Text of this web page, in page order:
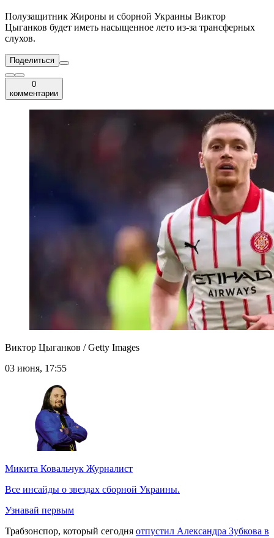
Полузащитник Жироны и сборной Украины Виктор
Цыганков будет иметь насыщенное лето из-за трансферных
слухов.
Поделиться
0
комментарии
Виктор Цыганков / Getty Images
03 июня, 17:55
Микита Ковальчук Журналист
Все инсайды о звездах сборной Украины.
Узнавай первым
Трабзонспор, который сегодня отпустил Александра Зубкова в